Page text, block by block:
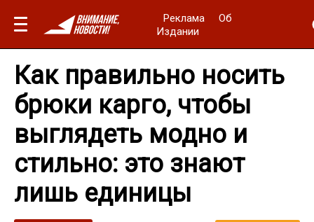
Реклама
Об
Издании
Как правильно носить
брюки карго, чтобы
выглядеть модно и
стильно: это знают
лишь единицы